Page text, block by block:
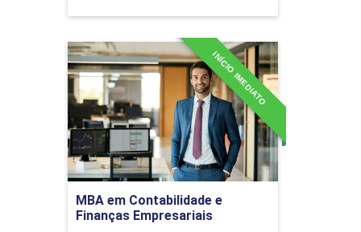
10h
Tipos de Orçamento
10h
MBA em Contabilidade e
Finanças Empresariais
INÍCIO IMEDIATO
MBA em Contabilidade e
Finanças Empresariais
Detalhes do curso
Ir para Inscrição